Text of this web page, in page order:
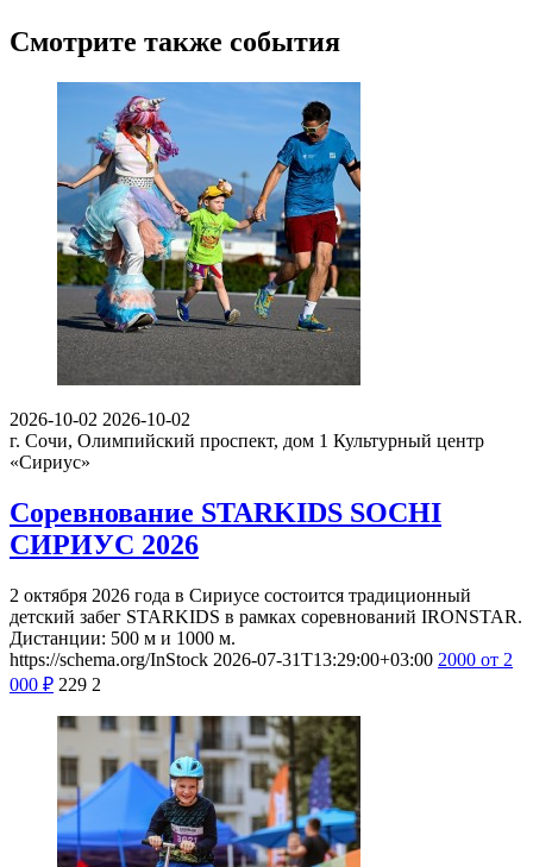
Смотрите также события
2026-10-02 2026-10-02
г. Сочи, Олимпийский проспект, дом 1 Культурный центр
«Сириус»
Соревнование STARKIDS SOCHI
СИРИУС 2026
2 октября 2026 года в Сириусе состоится традиционный
детский забег STARKIDS в рамках соревнований IRONSTAR.
Дистанции: 500 м и 1000 м.
https://schema.org/InStock 2026-07-31T13:29:00+03:00 2000 от 2
000 ₽ 229 2